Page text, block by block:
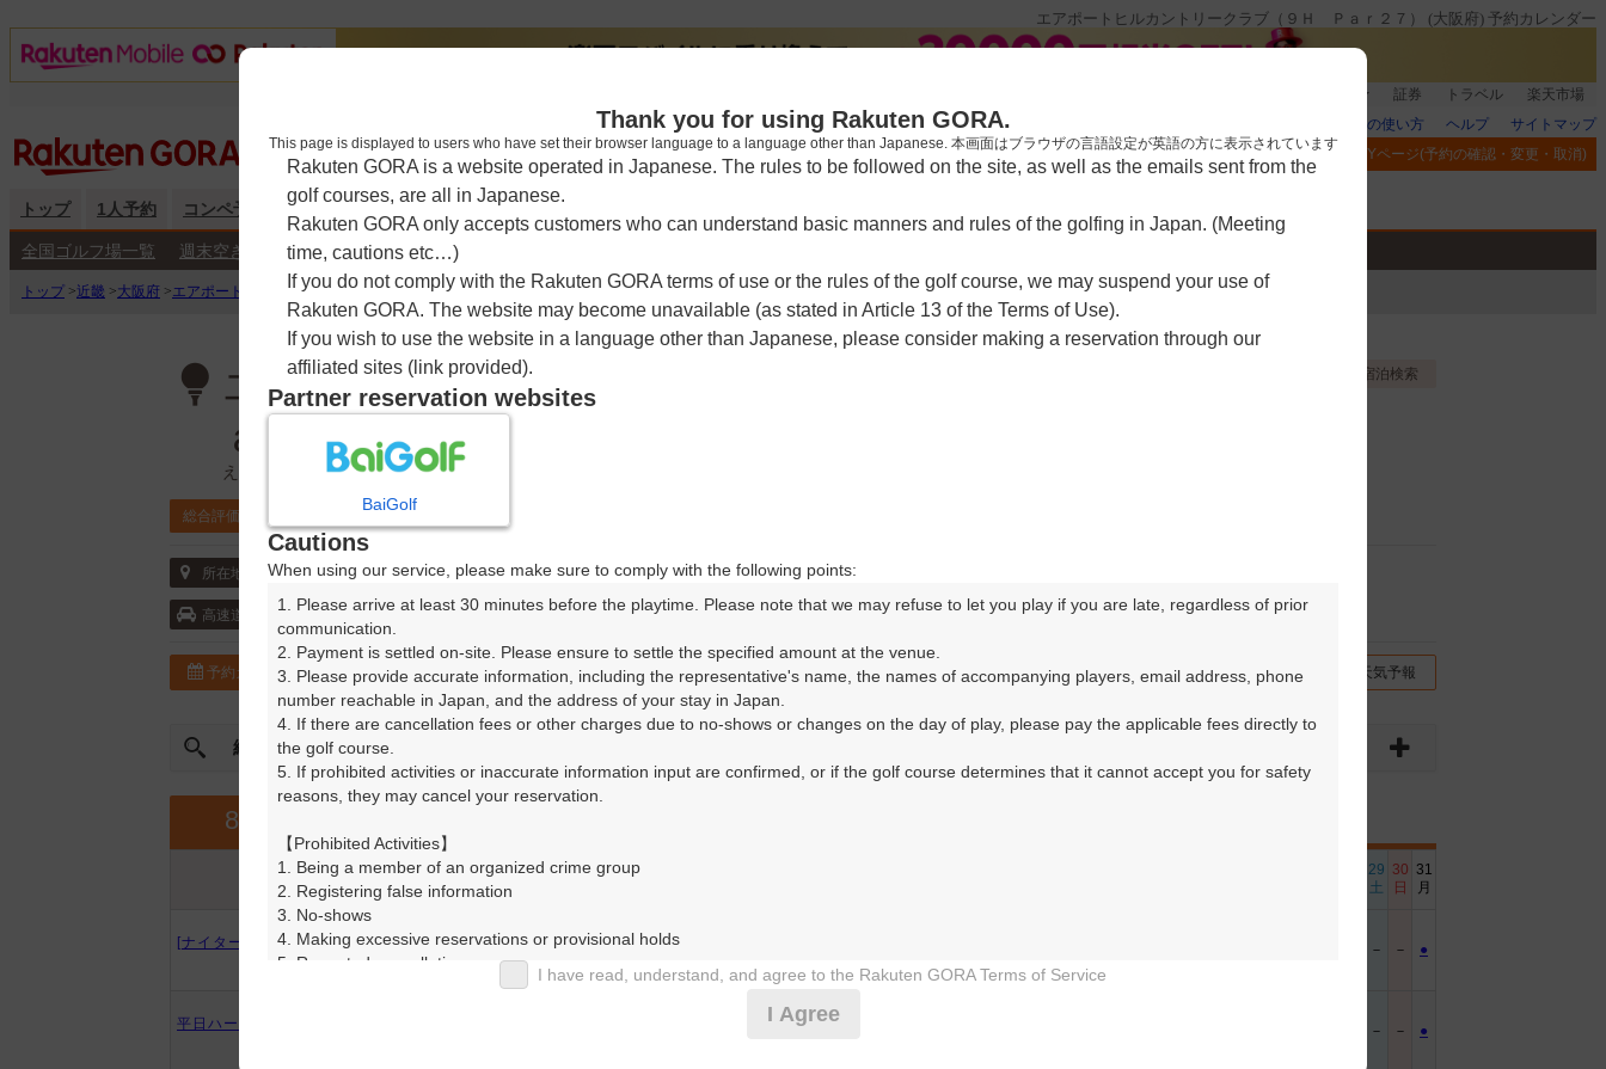
エアポートヒルカントリークラブ（９Ｈ Ｐａｒ２７） (大阪府) 予約カレンダー
証券 トラベル
楽天市場
楽天GORAの使い方
ヘルプ
サイトマップ
閲覧履歴
お気に入り MYページ(予約の確認・変更・取消)
トップ 1人予約 コンペ予約 海外予約 キャンペーン
全国ゴルフ場一覧 週末空き枠検索 平日空き枠検索
トップ >近畿 >大阪府 >エアポートヒルカントリークラブ（９Ｈ Ｐａｒ２７） >予約カレンダー
エアポートヒルカントリークラブ（９Ｈ Ｐ
ａｒ２７）
えあぽーとひるかんとりーくらぶ
宿泊検索
総合評価 4.5
所在地 〒597-0102 大阪府 大阪府貝塚市木積24番地
高速道 阪和自動車道・貝塚
予約カレンダー コースガイド コースレイアウト フォトギャラリー ドローンギャラリー クチコミ 交通情報（地図） 天気予報
絞込み 曜日やスタート時間を指定して、ご希望のプランを絞り込むことができます。
8月
プラン内容
アイコンの説明
8月の料金
29
土
30
日
31
月
[ナイター]平日ハーフ【9H】 1,819
－ － ●
平日ハーフ【9H】 － － － ●
Thank you for using Rakuten GORA.
This page is displayed to users who have set their browser language to a language other than Japanese. 本画面はブラウザの言語設定が英語の方に表示されています
Rakuten GORA is a website operated in Japanese. The rules to be followed on the site, as well as the emails sent from the
golf courses, are all in Japanese.
Rakuten GORA only accepts customers who can understand basic manners and rules of the golfing in Japan. (Meeting
time, cautions etc…)
If you do not comply with the Rakuten GORA terms of use or the rules of the golf course, we may suspend your use of
Rakuten GORA. The website may become unavailable (as stated in Article 13 of the Terms of Use).
If you wish to use the website in a language other than Japanese, please consider making a reservation through our
affiliated sites (link provided).
Partner reservation websites
BaiGolf
Cautions
When using our service, please make sure to comply with the following points:
1. Please arrive at least 30 minutes before the playtime. Please note that we may refuse to let you play if you are late, regardless of prior
communication.
2. Payment is settled on-site. Please ensure to settle the specified amount at the venue.
3. Please provide accurate information, including the representative's name, the names of accompanying players, email address, phone
number reachable in Japan, and the address of your stay in Japan.
4. If there are cancellation fees or other charges due to no-shows or changes on the day of play, please pay the applicable fees directly to
the golf course.
5. If prohibited activities or inaccurate information input are confirmed, or if the golf course determines that it cannot accept you for safety
reasons, they may cancel your reservation.
【Prohibited Activities】
1. Being a member of an organized crime group
2. Registering false information
3. No-shows
4. Making excessive reservations or provisional holds
5. Repeated cancellations
6. Violating laws and regulations
7. Causing inconvenience to others during play (e.g., delaying play, ignoring rules, manners, or warnings)
I have read, understand, and agree to the Rakuten GORA Terms of Service
I Agree